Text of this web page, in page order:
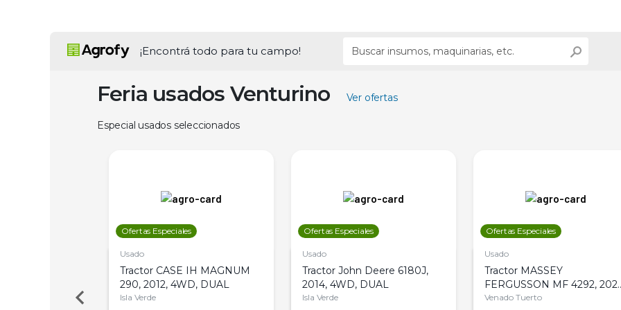
¡Encontrá todo para tu campo!
Feria usados Venturino Ver ofertas
Especial usados seleccionados
Ofertas Especiales
Usado
Tractor CASE IH MAGNUM
290, 2012, 4WD, DUAL
Isla Verde
Ofertas Especiales
Usado
Tractor John Deere 6180J,
2014, 4WD, DUAL
Isla Verde
Ofertas Especiales
Usado
Tractor MASSEY
FERGUSSON MF 4292,
4WD, PATON
Venado Tuerto